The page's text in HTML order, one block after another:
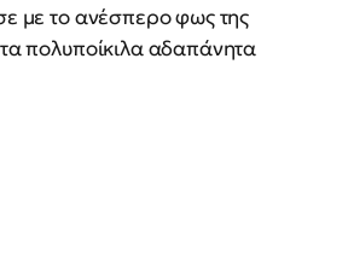
με το ανέσπερο φως της
πολυποίκιλα αδαπάνητα